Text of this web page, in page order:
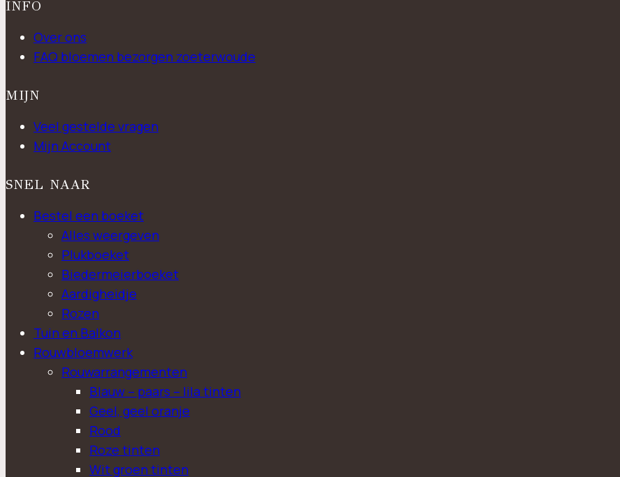
INFO
Over ons
FAQ bloemen bezorgen zoeterwoude
MIJN
Veel gestelde vragen
Mijn Account
SNEL NAAR
Bestel een boeket
Alles weergeven
Plukboeket
Biedermeierboeket
Aardigheidje
Rozen
Tuin en Balkon
Rouwbloemwerk
Rouwarrangementen
Blauw – paars – lila tinten
Geel, geel oranje
Rood
Roze tinten
Wit groen tinten